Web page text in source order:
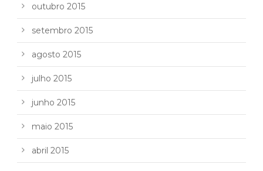
outubro 2015
setembro 2015
agosto 2015
julho 2015
junho 2015
maio 2015
abril 2015